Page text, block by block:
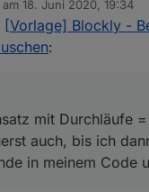
zuerst auch, bis ich
in meinem Code
18. Juni 2020, 19:34
von
[Vorlage] Blockly -
:
mit Durchläufe
auch, bis ich
in meinem Code